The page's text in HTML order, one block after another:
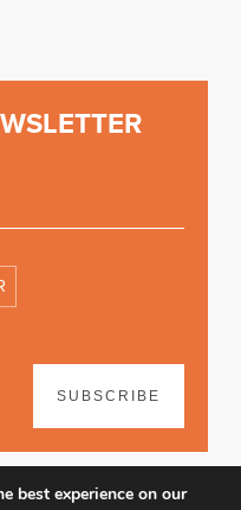
SUBSCRIBE
best experience on our